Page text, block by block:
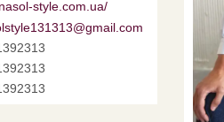
style.com.ua/